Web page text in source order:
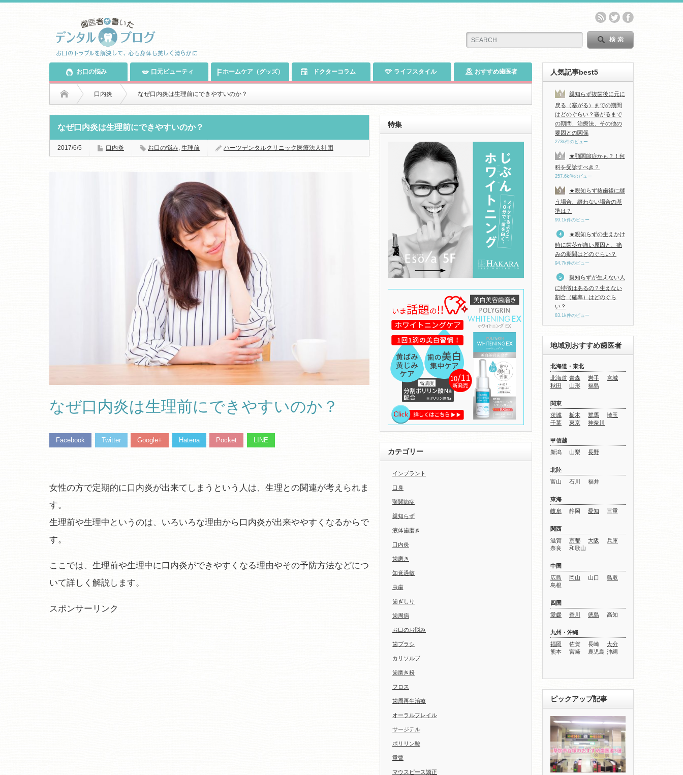
お口の悩み 口元ビューティ ホームケア（グッズ） ドクターコラム ライフスタイル おすすめ歯医者
口内炎 なぜ口内炎は生理前にできやすいのか？
なぜ口内炎は生理前にできやすいのか？
2017/6/5 口内炎 お口の悩み, 生理前 ハーツデンタルクリニック医療法人社団
なぜ口内炎は生理前にできやすいのか？
Facebook Twitter Google+ Hatena Pocket LINE
女性の方で定期的に口内炎が出来てしまうという人は、生理との関連が考えられま
す。
生理前や生理中というのは、いろいろな理由から口内炎が出来ややすくなるからで
す。
ここでは、生理前や生理中に口内炎ができやすくなる理由やその予防方法などにつ
いて詳しく解説します。
スポンサーリンク
特集
カテゴリー
インプラント
口臭
顎関節症
親知らず
液体歯磨き
口内炎
歯磨き
知覚過敏
虫歯
歯ぎしり
歯周病
お口のお悩み
歯ブラシ
カリソルブ
歯磨き粉
フロス
歯周再生治療
オーラルフレイル
サージテル
ポリリン酸
重曹
マウスピース矯正
人気記事best5
親知らず抜歯後に元に
戻る（塞がる）までの期間
はどのぐらい？塞がるまで
の期間、治療法、その他の
要因との関係
273k件のビュー
★顎関節症かも？！何
科を受診すべき？
257.6k件のビュー
★親知らず抜歯後に縫
う場合、縫わない場合の基
準は？
99.1k件のビュー
★親知らずの生えかけ
時に歯茎が痛い原因と、痛
みの期間はどのぐらい？
94.7k件のビュー
親知らずが生えない人
に特徴はあるの？生えない
割合（確率）はどのぐら
い？
83.1k件のビュー
地域別おすすめ歯医者
北海道・東北
北海道 青森 岩手
宮城
秋田
山形 福島
関東
茨城
栃木 群馬
埼玉
千葉
東京 神奈川
甲信越
新潟
山梨 長野
北陸
富山
石川 福井
東海
岐阜
静岡 愛知 三重
関西
滋賀
京都 大阪
兵庫
奈良
和歌山
中国
広島
岡山 山口
鳥取
島根
四国
愛媛
香川 徳島 高知
九州・沖縄
福岡
佐賀 長崎
大分
熊本
宮崎 鹿児島 沖縄
ピックアップ記事